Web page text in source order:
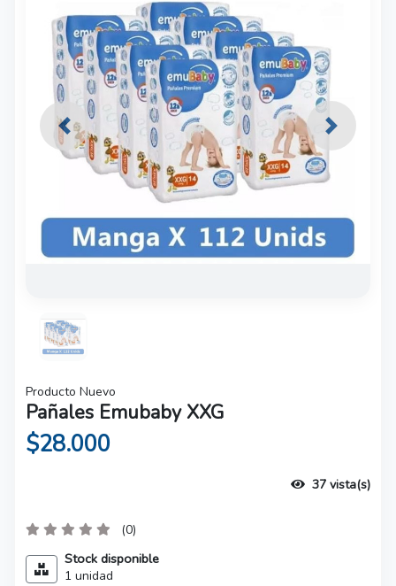
Previous Next
Producto Nuevo
Pañales Emubaby XXG
$28.000
37 vista(s)
(0)
Stock disponible
1 unidad